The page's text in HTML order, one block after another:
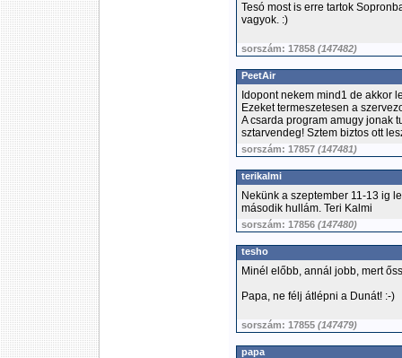
Tesó most is erre tartok
vagyok. :)
sorszám: 17858 (147482)
PeetAir
Idopont nekem mind1 de akkor
Ezeket termeszetesen a
A csarda program amugy jonak
sztarvendeg! Sztem biztos ott
sorszám: 17857 (147481)
terikalmi
Nekünk a szeptember 11-13 ig
második hullám. Teri Kalmi
sorszám: 17856 (147480)
tesho
Minél előbb, annál jobb, mert
Papa, ne félj átlépni a Dunát! :-)
sorszám: 17855 (147479)
papa